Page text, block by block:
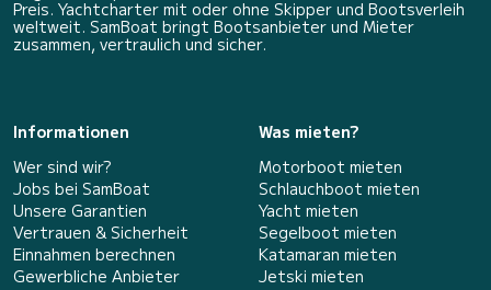
Preis. Yachtcharter mit oder ohne Skipper und Bootsverleih
weltweit. SamBoat bringt Bootsanbieter und Mieter
zusammen, vertraulich und sicher.
Informationen
Wer sind wir?
Jobs bei SamBoat
Unsere Garantien
Vertrauen & Sicherheit
Einnahmen berechnen
Gewerbliche Anbieter
Was mieten?
Motorboot mieten
Schlauchboot mieten
Yacht mieten
Segelboot mieten
Katamaran mieten
Jetski mieten